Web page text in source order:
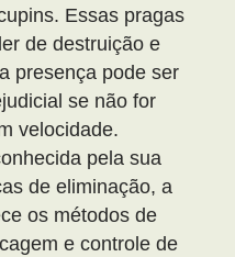
Essas pragas
de destruição e
presença pode ser
se não for
velocidade.
pela sua
de eliminação, a
os métodos de
e controle de